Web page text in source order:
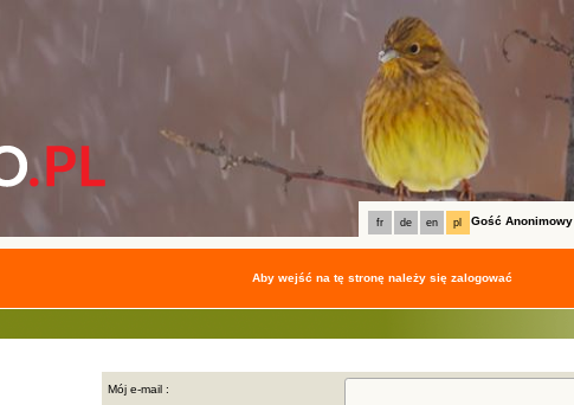
fr de en pl Gość Anonimowy
Aby wejść na tę stronę należy się zalogować
Mój e-mail :